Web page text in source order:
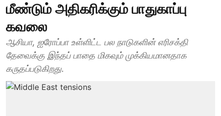
மீண்டும் அதிகரிக்கும் பாதுகாப்பு
கவலை
ஆசியா, ஐரோப்பா உள்ளிட்ட பல நாடுகளின் எரிசக்தி
தேவைக்கு இந்தப் பாதை மிகவும் முக்கியமானதாக
கருதப்படுகிறது.